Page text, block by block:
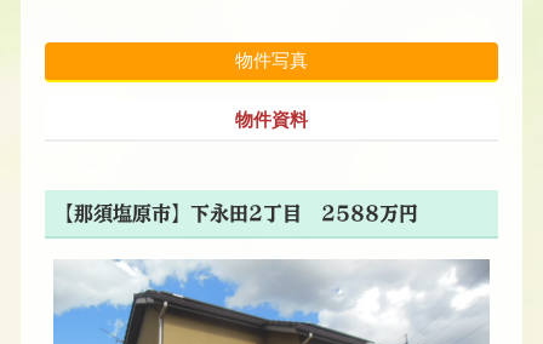
物件写真
物件資料
【那須塩原市】下永田2丁目 2588万円